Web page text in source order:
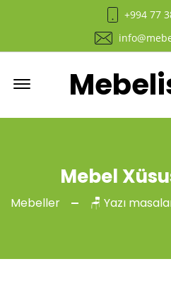
+994 77
Mebel
Mebeller 🪑 Yazı